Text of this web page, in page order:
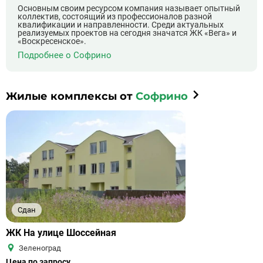
Основным своим ресурсом компания называет опытный
коллектив, состоящий из профессионалов разной
квалификации и направленности. Среди актуальных
реализуемых проектов на сегодня значатся ЖК «Вега» и
«Воскресенское».
Подробнее о Софрино
Жилые комплексы от Софрино
Сдан
ЖК На улице Шоссейная
Зеленоград